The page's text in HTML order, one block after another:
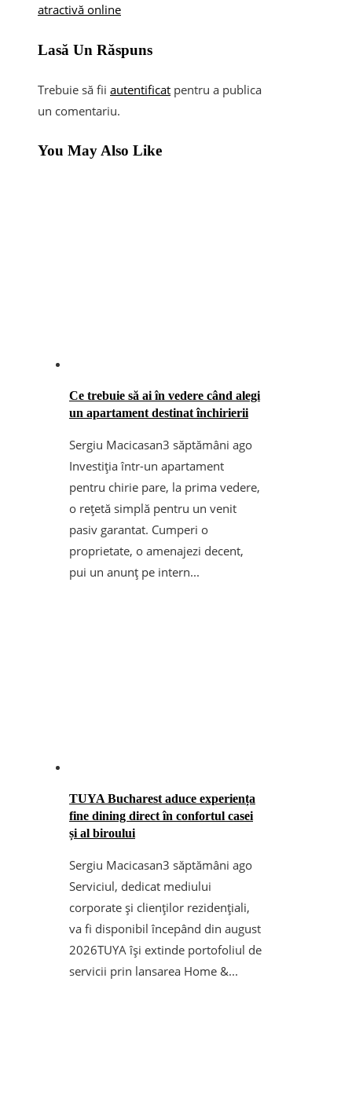
atractivă online
Lasă Un Răspuns
Trebuie să fii autentificat pentru a publica
un comentariu.
You May Also Like
Ce trebuie să ai în vedere când alegi
un apartament destinat închirierii
Sergiu Macicasan3 săptămâni ago
Investiția într-un apartament
pentru chirie pare, la prima vedere,
o rețetă simplă pentru un venit
pasiv garantat. Cumperi o
proprietate, o amenajezi decent,
pui un anunț pe intern...
TUYA Bucharest aduce experiența
fine dining direct în confortul casei
și al biroului
Sergiu Macicasan3 săptămâni ago
Serviciul, dedicat mediului
corporate și clienților rezidențiali,
va fi disponibil începând din august
2026TUYA își extinde portofoliul de
servicii prin lansarea Home &...